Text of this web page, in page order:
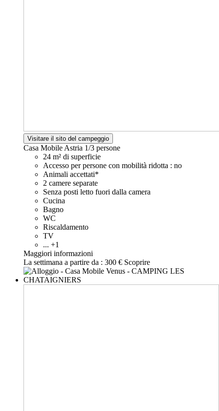
Visitare il sito del campeggio
Casa Mobile Astria 1/3 persone
24 m² di superficie
Accesso per persone con mobilità ridotta : no
Animali accettati*
2 camere separate
Senza posti letto fuori dalla camera
Cucina
Bagno
WC
Riscaldamento
TV
... +1
Maggiori informazioni
La settimana a partire da : 300 € Scoprire